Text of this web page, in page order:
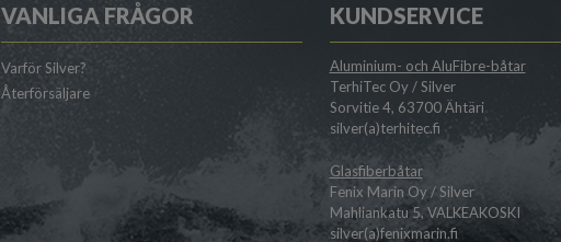
VANLIGA FRÅGOR
Varför Silver?
Återförsäljare
KUNDSERVICE
Aluminium- och AluFibre-båtar
TerhiTec Oy / Silver
Sorvitie 4, 63700 Ähtäri
silver(a)terhitec.fi
Glasfiberbåtar
Fenix Marin Oy / Silver
Mahliankatu 5, VALKEAKOSKI
silver(a)fenixmarin.fi